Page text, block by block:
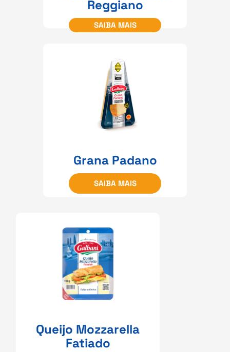
Reggiano
SAIBA MAIS
Grana Padano
SAIBA MAIS
Queijo Mozzarella
Fatiado